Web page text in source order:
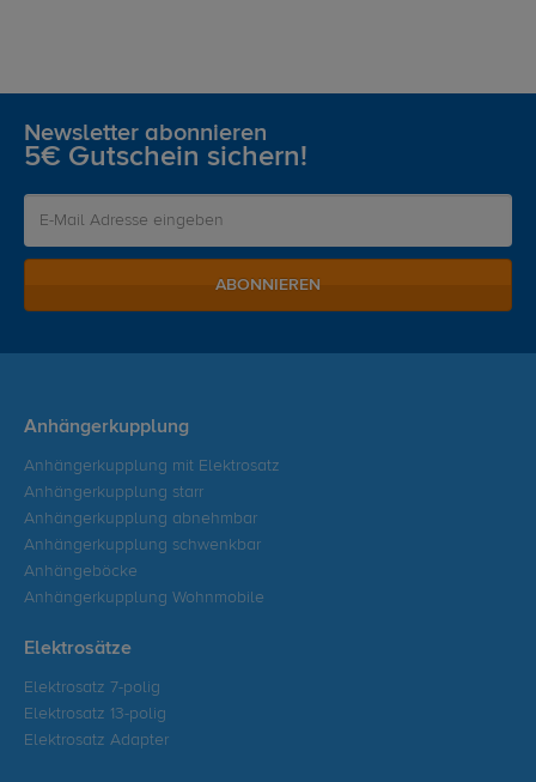
Newsletter abonnieren
5€ Gutschein sichern!
ABONNIEREN
Anhängerkupplung
Anhängerkupplung mit Elektrosatz
Anhängerkupplung starr
Anhängerkupplung abnehmbar
Anhängerkupplung schwenkbar
Anhängeböcke
Anhängerkupplung Wohnmobile
Elektrosätze
Elektrosatz 7-polig
Elektrosatz 13-polig
Elektrosatz Adapter